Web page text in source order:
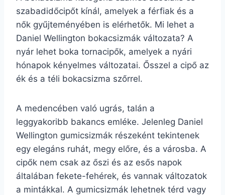
szabadidőcipőt kínál, amelyek a férfiak és a
nők gyűjteményében is elérhetők. Mi lehet a
Daniel Wellington bokacsizmák változata? A
nyár lehet boka tornacipők, amelyek a nyári
hónapok kényelmes változatai. Ősszel a cipő az
ék és a téli bokacsizma szőrrel.
A medencében való ugrás, talán a
leggyakoribb bakancs emléke. Jelenleg Daniel
Wellington gumicsizmák részeként tekintenek
egy elegáns ruhát, megy előre, és a városba. A
cipők nem csak az őszi és az esős napok
általában fekete-fehérek, és vannak változatok
a mintákkal. A gumicsizmák lehetnek térd vagy